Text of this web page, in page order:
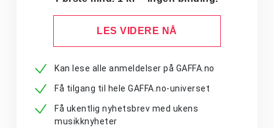
LES VIDERE NÅ
Kan lese alle anmeldelser på GAFFA.no
Få tilgang til hele GAFFA.no-universet
Få ukentlig nyhetsbrev med ukens
musikknyheter